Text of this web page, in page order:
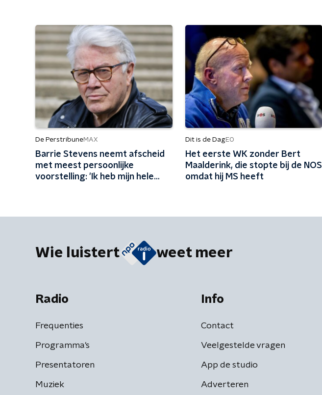
De PerstribuneMAX
Barrie Stevens neemt afscheid
met meest persoonlijke
voorstelling: 'Ik heb mijn hele
Dit is de DagEO
Het eerste WK zonder Bert
Maalderink, die stopte bij de NOS
omdat hij MS heeft
Wie luistert weet meer
Radio
Frequenties
Programma's
Presentatoren
Muziek
Info
Contact
Veelgestelde vragen
App de studio
Adverteren